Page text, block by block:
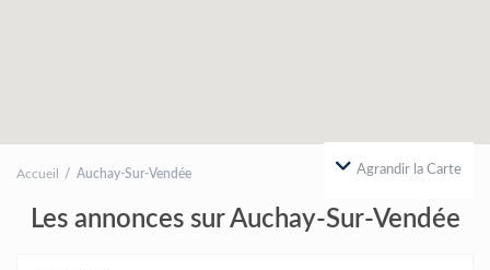
Agrandir la Carte
Accueil Auchay-Sur-Vendée
Les annonces sur Auchay-Sur-Vendée